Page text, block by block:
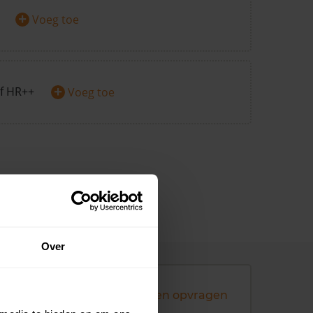
Over
+ Voeg toe
HR++ + Voeg toe
Andere koopsommen opvragen